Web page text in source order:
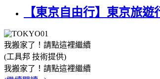
【東京自由行】東京旅
我搬家了！請點這裡繼續
(工具邦 技術提供)
我搬家了！請點這裡繼續